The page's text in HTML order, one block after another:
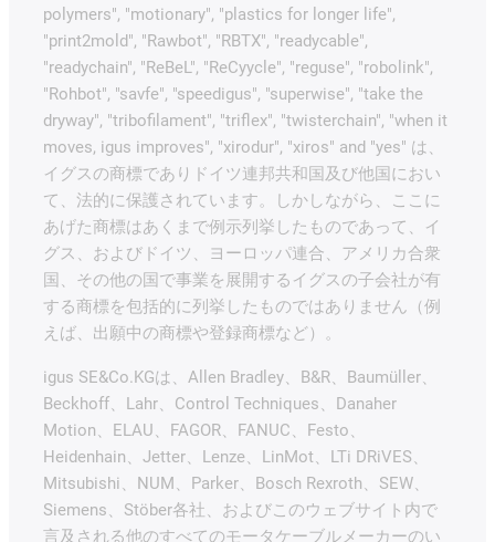
polymers", "motionary", "plastics for longer life",
"print2mold", "Rawbot", "RBTX", "readycable",
"readychain", "ReBeL", "ReCyycle", "reguse", "robolink",
"Rohbot", "savfe", "speedigus", "superwise", "take the
dryway", "tribofilament", "triflex", "twisterchain", "when it
moves, igus improves", "xirodur", "xiros" and "yes" は、
イグスの商標でありドイツ連邦共和国及び他国におい
て、法的に保護されています。しかしながら、ここに
あげた商標はあくまで例示列挙したものであって、イ
グス、およびドイツ、ヨーロッパ連合、アメリカ合衆
国、その他の国で事業を展開するイグスの子会社が有
する商標を包括的に列挙したものではありません（例
えば、出願中の商標や登録商標など）。
igus SE&Co.KGは、Allen Bradley、B&R、Baumüller、
Beckhoff、Lahr、Control Techniques、Danaher
Motion、ELAU、FAGOR、FANUC、Festo、
Heidenhain、Jetter、Lenze、LinMot、LTi DRiVES、
Mitsubishi、NUM、Parker、Bosch Rexroth、SEW、
Siemens、Stöber各社、およびこのウェブサイト内で
言及される他のすべてのモータケーブルメーカーのい